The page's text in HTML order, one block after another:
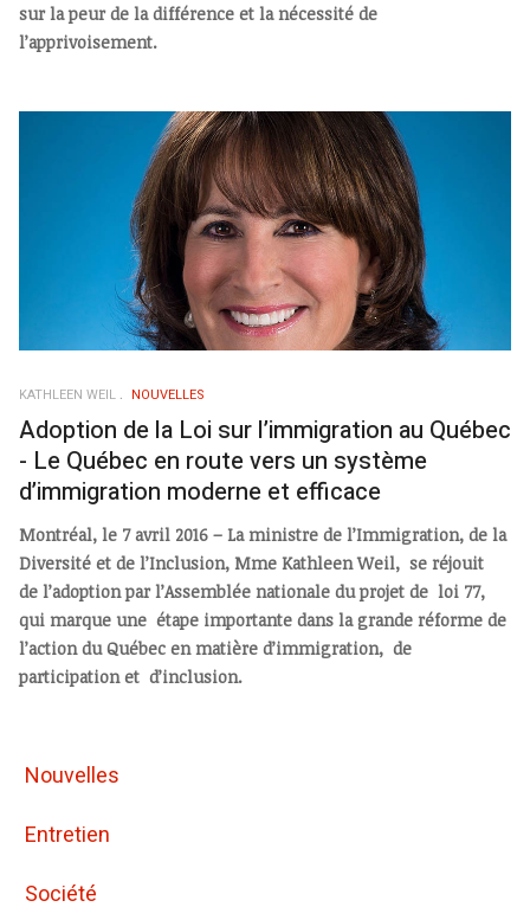
sur la peur de la différence et la nécessité de
l’apprivoisement.
KATHLEEN WEIL NOUVELLES
Adoption de la Loi sur l’immigration au Québec
- Le Québec en route vers un système
d’immigration moderne et efficace
Montréal, le 7 avril 2016 – La ministre de l’Immigration, de la
Diversité et de l’Inclusion, Mme Kathleen Weil, se réjouit
de l’adoption par l’Assemblée nationale du projet de loi 77,
qui marque une étape importante dans la grande réforme de
l’action du Québec en matière d’immigration, de
participation et d’inclusion.
Nouvelles
Entretien
Société